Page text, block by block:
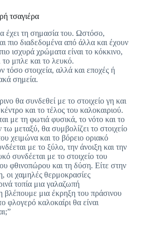
τσαγιέρα
έχει τη σημασία του. Ωστόσο,
πιο διαδεδομένα από άλλα και έχουν
ισχυρά χρώματα είναι το κόκκινο,
το μπλε και το λευκό.
τόσο στοιχεία, αλλά και εποχές ή
σημεία.
θα συνδεθεί με το στοιχείο γη και
και το τέλος του καλοκαιριού.
με τη φωτιά φυσικά, το νότο και το
μεταξύ, θα συμβολίζει το στοιχείο
χειμώνα και το βόρειο οριακό
με το ξύλο, την άνοιξη και την
συνδέεται με το στοιχείο του
φθινοπώρου και τη δύση. Είτε στην
οι χαμηλές θερμοκρασίες
τοπία μια γαλαζωπή
βλέπουμε μια έκρηξη του πράσινου
φλογερό καλοκαίρι θα είναι